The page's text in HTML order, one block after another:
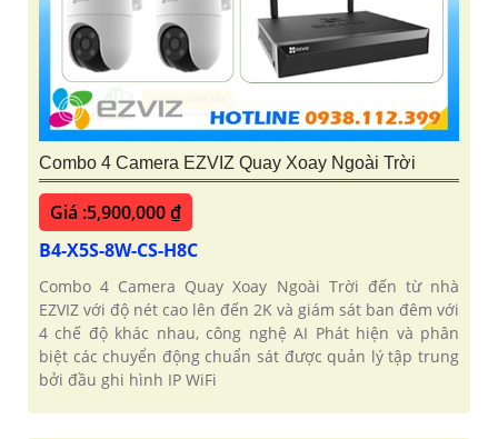
Combo 4 Camera EZVIZ Quay Xoay Ngoài Trời
Giá :5,900,000 ₫
B4-X5S-8W-CS-H8C
Combo 4 Camera Quay Xoay Ngoài Trời đến từ nhà
EZVIZ với độ nét cao lên đến 2K và giám sát ban đêm với
4 chế độ khác nhau, công nghệ AI Phát hiện và phân
biệt các chuyển động chuẩn sát được quản lý tập trung
bởi đầu ghi hình IP WiFi